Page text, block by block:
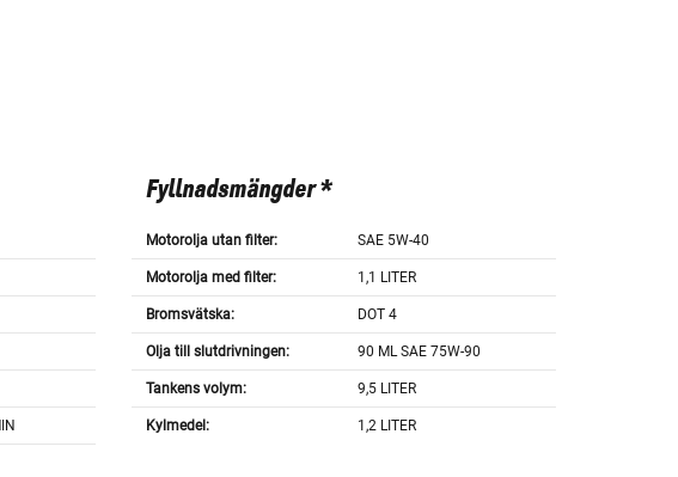
Fyllnadsmängder *
Motorolja utan filter: SAE 5W-40
Motorolja med filter: 1,1 LITER
Bromsvätska: DOT 4
Olja till slutdrivningen: 90 ML SAE 75W-90
Tankens volym: 9,5 LITER
Kylmedel: 1,2 LITER